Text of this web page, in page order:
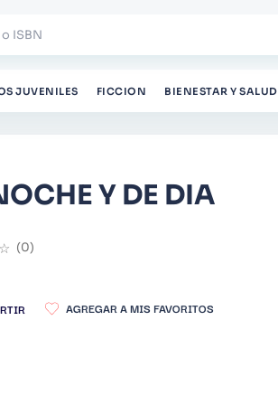
JUVENILES FICCION BIENESTAR Y SALUD
Y DE DIA
☆ (0)